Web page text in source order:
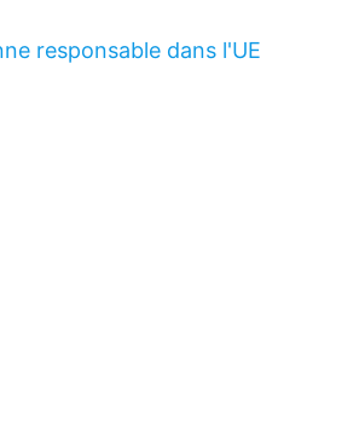
responsable dans l'UE